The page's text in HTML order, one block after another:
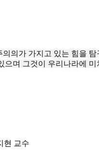
가 가지고 있는 힘을
며 그것이 우리나라에
현 교수